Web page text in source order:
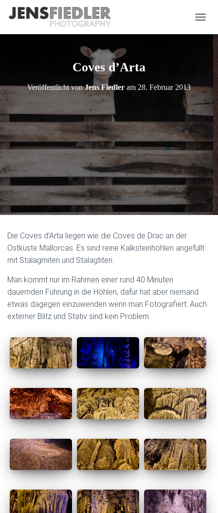
A
O
U
H
A
L
Coves d’Arta
Veröffentlicht vonJens Fiedler am 28. Februar 2013
Die Coves d’Arta liegen wie die Coves de Drac an der
Ostküste Mallorcas. Es sind reine Kalksteinhöhlen angefüllt
mit Stalagmiten und Stalagtiten.
Man kommt nur im Rahmen einer rund 40 Minuten
dauernden Führung in die Höhlen, dafür hat aber niemand
etwas dagegen einzuwenden wenn man Fotografiert. Auch
externer Blitz und Stativ sind kein Problem.